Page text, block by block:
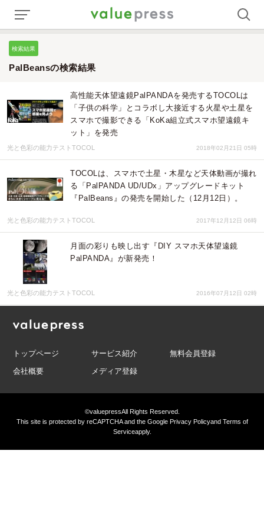
検索結果
PalBeansの検索結果
高性能天体望遠鏡PalPANDAを発売するTOCOLは
「子供の科学」とコラボし大接近する火星や土星を
スマホで撮影できる「KoKa組立式スマホ望遠鏡キ
ット」を発売
光と色彩の能力テストTOCOL 2018年02月21日 05時
TOCOLは、スマホで土星・木星など天体動画が撮れ
る「PalPANDA UD/UDx」アップグレードキット
『PalBeans』の発売を開始した（12月12日）。
光と色彩の能力テストTOCOL 2017年12月12日 06時
月面の彩りも映し出す『DIY スマホ天体望遠鏡
PalPANDA』が新発売！
光と色彩の能力テストTOCOL 2016年07月12日 02時
トップページ サービス紹介
無料会員登録
会社概要
メディア登録
©valuepressAll Rights Reserved.
This site is protected by reCAPTCHA and the GooglePrivacy PolicyandTerms of
Serviceapply.